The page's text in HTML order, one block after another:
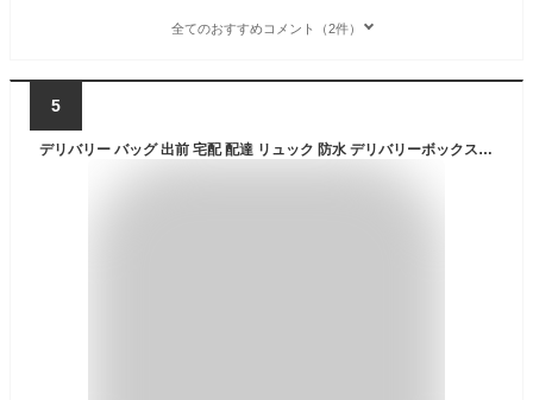
全てのおすすめコメント（2件）
5
デリバリー バッグ 出前 宅配 配達 リュック 防水 デリバリーボックス 保冷バッグ 保温バッグ 大容量 折りたたみ | 仕切り ドリンクホルダー おしゃれ たためる 折り畳み 反射テープ リュックサック ウーバーイーツ UberEATS